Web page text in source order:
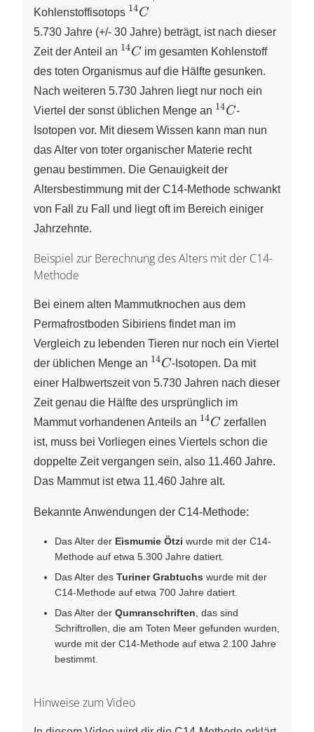
Kohlenstoffisotops ^{14}C
14C
5.730 Jahre (+/- 30 Jahre) beträgt, ist nach dieser
Zeit der Anteil an ^{14}C
14C im gesamten Kohlenstoff
des toten Organismus auf die Hälfte gesunken.
Nach weiteren 5.730 Jahren liegt nur noch ein
Viertel der sonst üblichen Menge an ^{14}C
14C-
Isotopen vor. Mit diesem Wissen kann man nun
das Alter von toter organischer Materie recht
genau bestimmen. Die Genauigkeit der
Altersbestimmung mit der C14-Methode schwankt
von Fall zu Fall und liegt oft im Bereich einiger
Jahrzehnte.
Beispiel zur Berechnung des Alters mit der C14-
Methode
Bei einem alten Mammutknochen aus dem
Permafrostboden Sibiriens findet man im
Vergleich zu lebenden Tieren nur noch ein Viertel
der üblichen Menge an ^{14}C
14C-Isotopen. Da mit
einer Halbwertszeit von 5.730 Jahren nach dieser
Zeit genau die Hälfte des ursprünglich im
Mammut vorhandenen Anteils an ^{14}C
14C zerfallen
ist, muss bei Vorliegen eines Viertels schon die
doppelte Zeit vergangen sein, also 11.460 Jahre.
Das Mammut ist etwa 11.460 Jahre alt.
Bekannte Anwendungen der C14-Methode:
Das Alter der Eismumie Ötzi wurde mit der C14-
Methode auf etwa 5.300 Jahre datiert.
Das Alter des Turiner Grabtuchs wurde mit der
C14-Methode auf etwa 700 Jahre datiert.
Das Alter der Qumranschriften , das sind
Schriftrollen, die am Toten Meer gefunden wurden,
wurde mit der C14-Methode auf etwa 2.100 Jahre
bestimmt.
Hinweise zum Video